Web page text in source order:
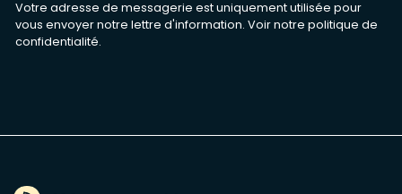
Votre adresse de messagerie est uniquement utilisée pour
vous envoyer notre lettre d'information. Voir notre politique de
confidentialité.